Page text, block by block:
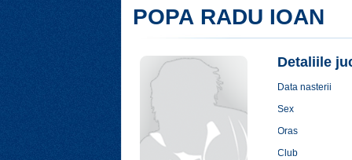
POPA RADU IOAN
Detaliile
Data nasterii
Sex
Oras
Club